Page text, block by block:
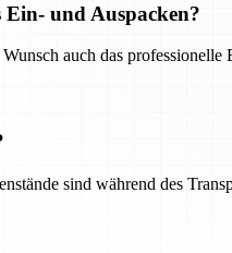
und Auspacken?
auch das
sind während des